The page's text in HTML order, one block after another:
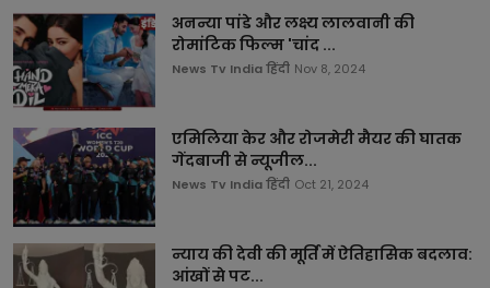
अनन्या पांडे और लक्ष्य लालवानी की
रोमांटिक फिल्म 'चांद ...
News Tv India हिंदी Nov 8, 2024
एमिलिया केर और रोजमेरी मैयर की घातक
गेंदबाजी से न्यूजील...
News Tv India हिंदी Oct 21, 2024
न्याय की देवी की मूर्ति में ऐतिहासिक बदलाव:
आंखों से पट...